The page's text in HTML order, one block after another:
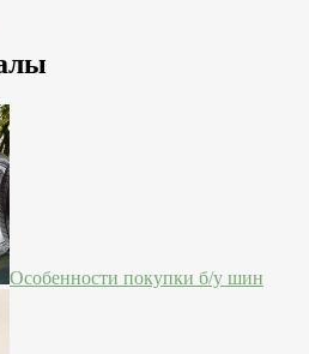
Особенности покупки б/у шин